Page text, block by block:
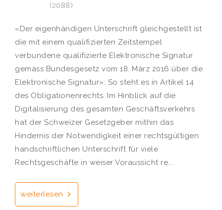
(2088)
«Der eigenhändigen Unterschrift gleichgestellt ist
die mit einem qualifizierten Zeitstempel
verbundene qualifizierte Elektronische Signatur
gemäss Bundesgesetz vom 18. März 2016 über die
Elektronische Signatur»: So steht es in Artikel 14
des Obligationenrechts. Im Hinblick auf die
Digitalisierung des gesamten Geschäftsverkehrs
hat der Schweizer Gesetzgeber mithin das
Hindernis der Notwendigkeit einer rechtsgültigen
handschriftlichen Unterschrift für viele
Rechtsgeschäfte in weiser Voraussicht re...
weiterlesen